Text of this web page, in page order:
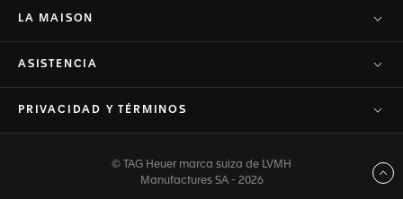
LA MAISON
ASISTENCIA
PRIVACIDAD Y TÉRMINOS
© TAG Heuer marca suiza de LVMH
Manufactures SA - 2026
Volver arriba